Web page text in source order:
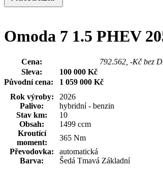
Omoda 7 1.5 PHEV
Cena:
792.562, -Kč bez
Sleva:
100 000 Kč
Původní cena: 1 059 000 Kč
Rok výroby:
2026
Palivo:
hybridní - benzin
Stav km:
10
Obsah:
1499 ccm
Kroutící
moment:
365 Nm
Převodovka:
automatická
Barva:
Šedá Tmavá Základní